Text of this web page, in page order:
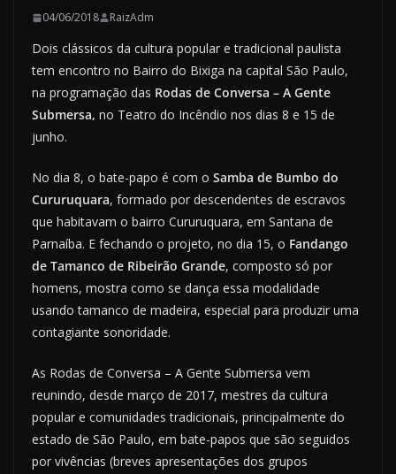
04/06/2018 RaizAdm
Dois clássicos da cultura popular e tradicional paulista
tem encontro no Bairro do Bixiga na capital São Paulo,
na programação das Rodas de Conversa – A Gente
Submersa, no Teatro do Incêndio nos dias 8 e 15 de
junho.
No dia 8, o bate-papo é com o Samba de Bumbo do
Cururuquara, formado por descendentes de escravos
que habitavam o bairro Cururuquara, em Santana de
Parnaíba. E fechando o projeto, no dia 15, o Fandango
de Tamanco de Ribeirão Grande, composto só por
homens, mostra como se dança essa modalidade
usando tamanco de madeira, especial para produzir uma
contagiante sonoridade.
As Rodas de Conversa – A Gente Submersa vem
reunindo, desde março de 2017, mestres da cultura
popular e comunidades tradicionais, principalmente do
estado de São Paulo, em bate-papos que são seguidos
por vivências (breves apresentações dos grupos